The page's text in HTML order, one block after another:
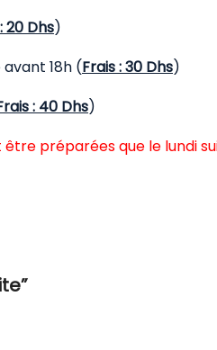
20 Dhs)
18h (Frais : 30 Dhs)
: 40 Dhs)
préparées que le lundi